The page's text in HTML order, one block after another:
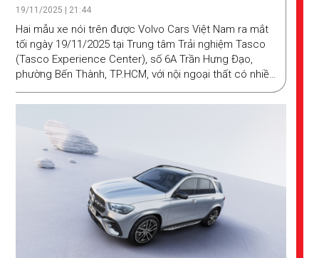
19/11/2025 | 21:44
Hai mẫu xe nói trên được Volvo Cars Việt Nam ra mắt
tối ngày 19/11/2025 tại Trung tâm Trải nghiệm Tasco
(Tasco Experience Center), số 6A Trần Hưng Đạo,
phường Bến Thành, TP.HCM, với nội ngoại thất có nhiều
thay đổi theo phong cách châu Âu.